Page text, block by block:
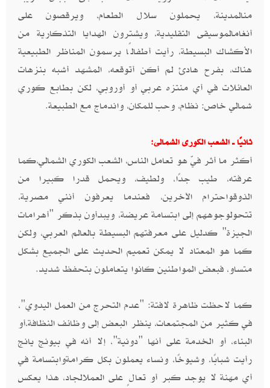
منالمدينة، يحملون سلال الطعام، ويرقصون على
أنغامالموسيقى التقليدية، ويشترون الهدايا التذكارية من
الأكشاك البسيطة، رأيت أطفالًا يرسمون المناظر الطبيعية
هناك، بفرح هادئ لم أكن أتوقعه، المشهد أشبه بنزهات
العائلات في أي منتزه عربي أو أوروبي، لكن بطابع كوري
شمالي خاص: نظام، وحب للمكان، واندماج مع الطبيعة.
ثانيًا ــ الشعب الكورى الشمالى:
أكثر ما أثر فيّ هو تعامل الناس، الشعب الكوري الشمالي،كما
عرفته، طيب جدًا، ولطيف، ويحمل قدرا كبيرا من
الذوقواحترام الآخرين، فعندما يعرفون أنني مصرية،
تتحولوجوههم إلى ابتسامة عريضة، ويبدأون بذكر "أهرامات
الجيزة" كدليل على معرفتهم البسيطة بالعالم العربي، ولكن
كما هو المعتاد لا يمكن تعميم الحديث على الجميع بشكل
متساو، فبعض المواطنين كانوا يتعاملون بتحفظ شديد.
كما لاحظت ظاهرة لافتة: "عدم التحرج من العمل اليدوي"،
في كثير من المجتمعات، ينظر البعض إلى وظائف النظافة،أو
البناء، أو الخدمة على أنها "دونية"، إلا أنه في بيونج يانج
رأيت شبابًا، وشيوخًا، ونساء يعملون بكل كرامةوابتسامة في
أي مهنة لا يوجد كبر أو تعالٍ على العملالجاد، هذا يعكس